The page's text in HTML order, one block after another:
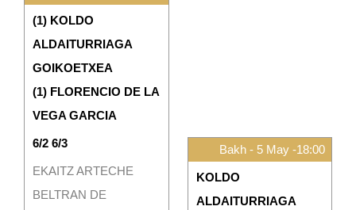
(1) KOLDO
ALDAITURRIAGA
GOIKOETXEA
(1) FLORENCIO DE LA
VEGA GARCIA
6/2 6/3
EKAITZ ARTECHE
BELTRAN DE
Bakh - 5 May -18:00
KOLDO
ALDAITURRIAGA